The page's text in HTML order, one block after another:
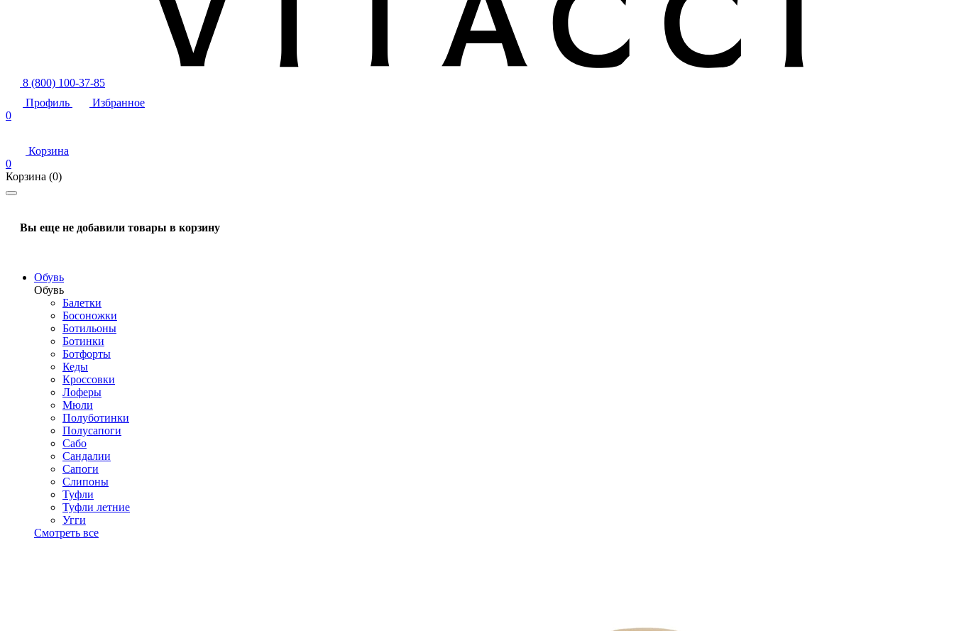
8 (800) 100-37-85
Профиль
Избранное
0
Корзина
0
Корзина (0)
Вы еще не добавили товары в корзину
Обувь
Обувь
Балетки
Босоножки
Ботильоны
Ботинки
Ботфорты
Кеды
Кроссовки
Лоферы
Мюли
Полуботинки
Полусапоги
Сабо
Сандалии
Сапоги
Слипоны
Туфли
Туфли летние
Угги
Смотреть все